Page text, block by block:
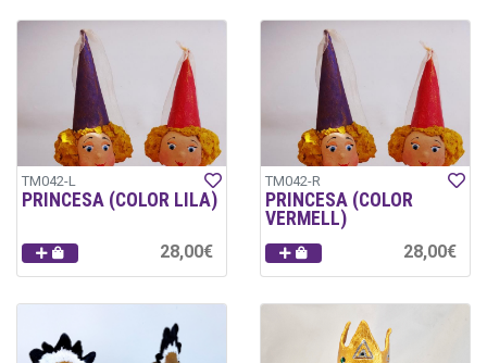
TM042-L
PRINCESA (COLOR LILA)
28,00€
TM042-R
PRINCESA (COLOR
VERMELL)
28,00€